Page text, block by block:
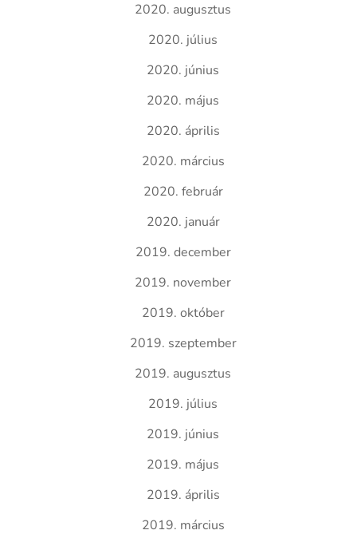
2020. augusztus
2020. július
2020. június
2020. május
2020. április
2020. március
2020. február
2020. január
2019. december
2019. november
2019. október
2019. szeptember
2019. augusztus
2019. július
2019. június
2019. május
2019. április
2019. március